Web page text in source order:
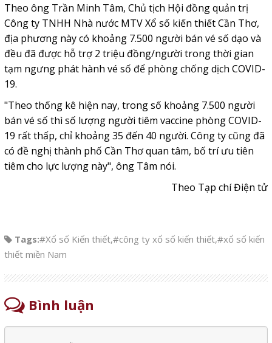
Theo ông Trần Minh Tâm, Chủ tịch Hội đồng quản trị
Công ty TNHH Nhà nước MTV Xổ số kiến thiết Cần Thơ,
địa phương này có khoảng 7.500 người bán vé số dạo và
đều đã được hỗ trợ 2 triệu đồng/người trong thời gian
tạm ngưng phát hành vé số để phòng chống dịch COVID-
19.
"Theo thống kê hiện nay, trong số khoảng 7.500 người
bán vé số thì số lượng người tiêm vaccine phòng COVID-
19 rất thấp, chỉ khoảng 35 đến 40 người. Công ty cũng đã
có đề nghị thành phố Cần Thơ quan tâm, bố trí ưu tiên
tiêm cho lực lượng này", ông Tâm nói.
Theo Tạp chí Điện tử
Tags:#Xổ số Kiến thiết,#công ty xổ số kiến thiết,#xổ số kiến
thiết miền Nam
Bình luận